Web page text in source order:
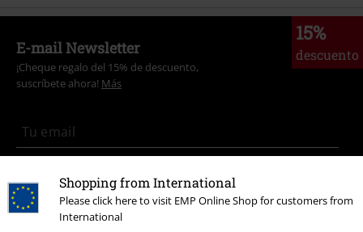
Shopping from International
Please click here to visit EMP Online Shop for customers from
International
15%
descuento
E-mail Newsletter
¡Cheque regalo del 15% de descuento,
suscríbete ahora! Más
E.M.P. Merchandising Handelsgesellschaft mbH procese mis datos
personales con el fin de informarme de manera personalizada y regular
sobre su oferta. El tratamiento de mis datos personales se llevará a cabo